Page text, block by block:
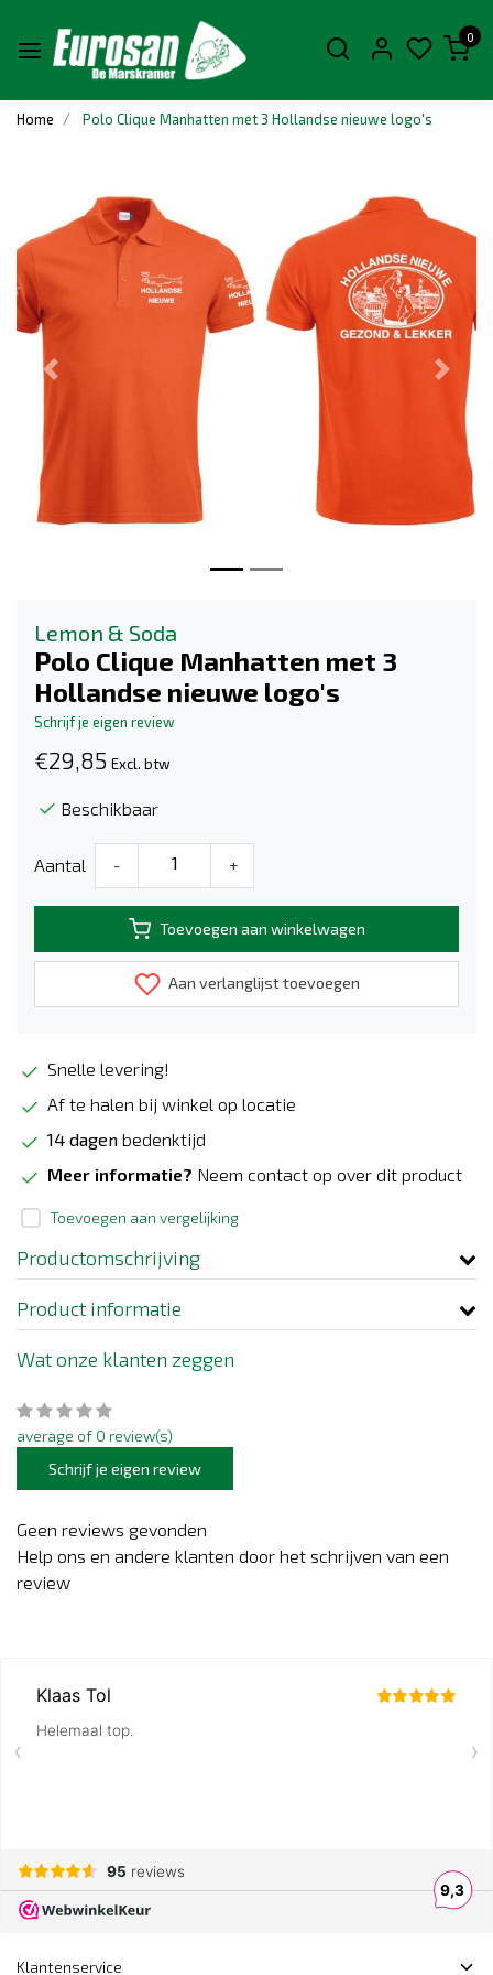
0
Home Polo Clique Manhatten met 3 Hollandse nieuwe logo's
Vorige
Lemon & Soda
Polo Clique Manhatten met 3
Hollandse nieuwe logo's
Schrijf je eigen review
€29,85 Excl. btw
Beschikbaar
Aantal - +
Toevoegen aan winkelwagen
Aan verlanglijst toevoegen
Snelle levering!
Af te halen bij winkel op locatie
14 dagen bedenktijd
Meer informatie? Neem contact op over dit product
Toevoegen aan vergelijking
Productomschrijving
Product informatie
Wat onze klanten zeggen
average of 0 review(s)
Schrijf je eigen review
Geen reviews gevonden
Help ons en andere klanten door het schrijven van een
review
Klantenservice